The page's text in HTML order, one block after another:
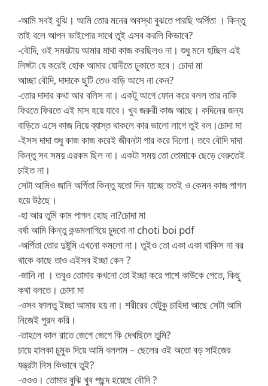
-আমি সবই বুঝি। আমি তোর মনের অবস্থা বুঝতে পারছি অর্পিতা । কিন্তু
তাই বলে আপন ভাইপোর সাথে তুই এসব করলি কিভাবে?
-বৌদি, ওই সময়টায় আমার মাথা কাজ করছিলও না। শুধু মনে হচ্ছিল এই
লিঙ্গটা যে করেই হোক আমার যোনীতে ঢুকাতে হবে। চোদা মা
আচ্ছা বৌদি, দাদাকে ছুটি তেও বাড়ি আসে না কেন?
-তোর দাদার কথা আর বলিস না। একটু আগে ফোন করে বলল তার নাকি
ফিরতে ফিরতে এই মাস হয়ে যাবে। খুব জরুরী কাজ আছে। কদিনের জন্য
বাড়িতে এসে কাজ নিয়ে ব্যাস্ত থাকলে কার ভালো লাগে তুই বল।চোদা মা
-ইসস দাদা শুধু কাজ কাজ করেই জীবনটা পার করে দিলো। তবে বৌদি দাদা
কিন্তু সব সময় এরকম ছিল না। একটা সময় তো তোমাকে ছেড়ে বেরুতেই
চাইত না।
সেটা আমিও জানি অর্পিতা কিন্তু যতো দিন যাচ্ছে ততই ও কেমন কাজ পাগল
হয়ে উঠছে।
-হা আর তুমি কাম পাগল হোছ না?চোদা মা
বর্ষা আমি কিন্তু কন্ডমলাগিয়ে চুদবো না choti boi pdf
-অর্পিতা তোর দুষ্টুমি এখনো কমলো না। তুইও তো একা একা থাকিস না বর
থাকে কাছে তাও এইসব ইচ্ছা কেন ?
-জানি না । তবুও তোমার কখনো তো ইচ্ছা করে পাশে কাউকে পেতে, কিছু
কথা বলতে। চোদা মা
-ওসব ফালতু ইচ্ছা আমার হয় না। শরীরের যেটুকু চাহিদা আছে সেটা আমি
নিজেই পুরন করি।
-তাহলে কাল রাতে জেগে জেগে কি দেখছিলে তুমি?
চায়ে হালকা চুমুক দিয়ে আমি বললাম – ছেলের ওই অতো বড় সাইজের
যন্ত্রটা নিস কিভাবে তুই?
-ওওও। তোমার বুঝি খুব পছন্দ হয়েছে বৌদি ?